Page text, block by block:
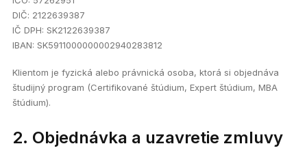
Registrácia
DIČ: 2122639387
IČ DPH: SK2122639387
IBAN: SK5911000000002940283812
Klientom je fyzická alebo právnická osoba, ktorá si objednáva
študijný program (Certifikované štúdium, Expert štúdium, MBA
štúdium).
2. Objednávka a uzavretie zmluvy